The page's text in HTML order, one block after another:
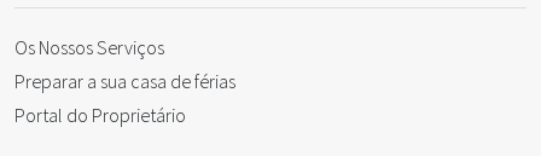
Os Nossos Serviços
Preparar a sua casa de férias
Portal do Proprietário